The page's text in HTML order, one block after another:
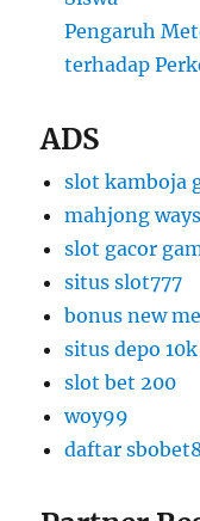
Pengaruh
terhadap
ADS
slot kamboja
mahjong ways
slot gacor
situs slot777
bonus new
situs depo 10k
slot bet 200
woy99
daftar